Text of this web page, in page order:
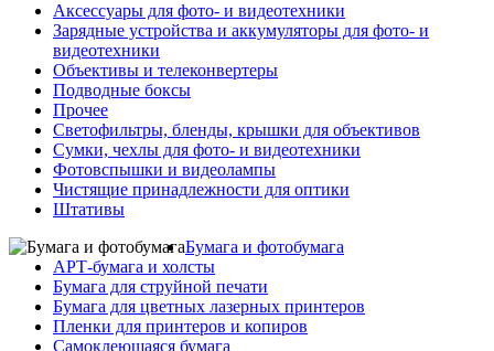
Аксессуары для фото- и видеотехники
Зарядные устройства и аккумуляторы для фото- и
видеотехники
Объективы и телеконвертеры
Подводные боксы
Прочее
Светофильтры, бленды, крышки для объективов
Сумки, чехлы для фото- и видеотехники
Фотовспышки и видеолампы
Чистящие принадлежности для оптики
Штативы
Бумага и фотобумага
АРТ-бумага и холсты
Бумага для струйной печати
Бумага для цветных лазерных принтеров
Пленки для принтеров и копиров
Самоклеющаяся бумага